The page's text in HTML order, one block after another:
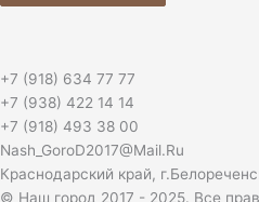
+7 (918) 634 77 77
+7 (938) 422 14 14
+7 (918) 493 38 00
Nash_GoroD2017@Mail.Ru
Краснодарский край,
© Наш город 2017 - 2025. Все